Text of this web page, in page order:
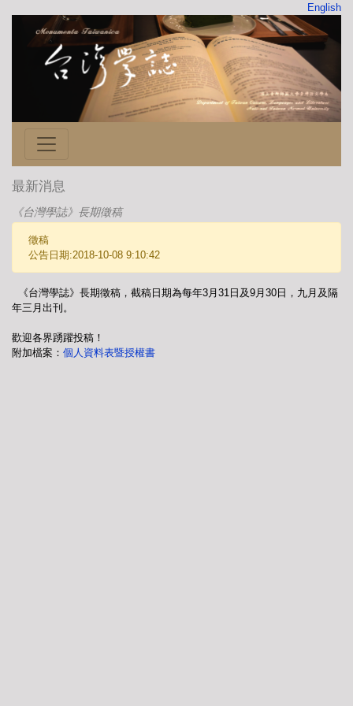
English
最新消息
《台灣學誌》長期徵稿
徵稿
公告日期:2018-10-08 9:10:42
《台灣學誌》長期徵稿，截稿日期為每年3月31日及9月30日，九月及隔
年三月出刊。
歡迎各界踴躍投稿！
附加檔案： 個人資料表暨授權書